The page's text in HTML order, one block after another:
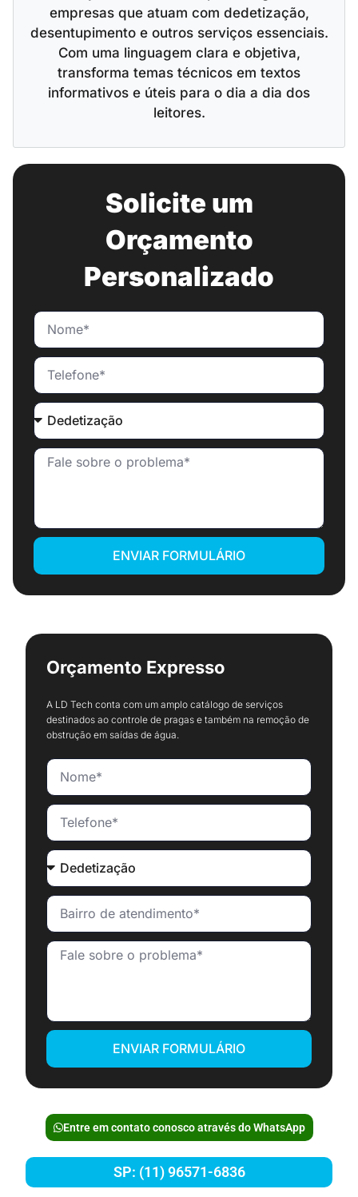
empresas que atuam com dedetização,
desentupimento e outros serviços essenciais.
Com uma linguagem clara e objetiva,
transforma temas técnicos em textos
informativos e úteis para o dia a dia dos
leitores.
Solicite um
Orçamento
Personalizado
ENVIAR FORMULÁRIO
Orçamento Expresso
A LD Tech conta com um amplo catálogo de serviços
destinados ao controle de pragas e também na remoção de
obstrução em saídas de água.
ENVIAR FORMULÁRIO
Entre em contato conosco através do WhatsApp
SP: (11) 96571-6836